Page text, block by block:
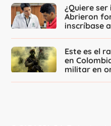
¿Quiere
Abrieron
inscríbase
Este es el
en
militar en